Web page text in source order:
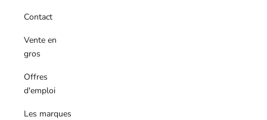
Contact
Vente en
gros
Offres
d'emploi
Les marques